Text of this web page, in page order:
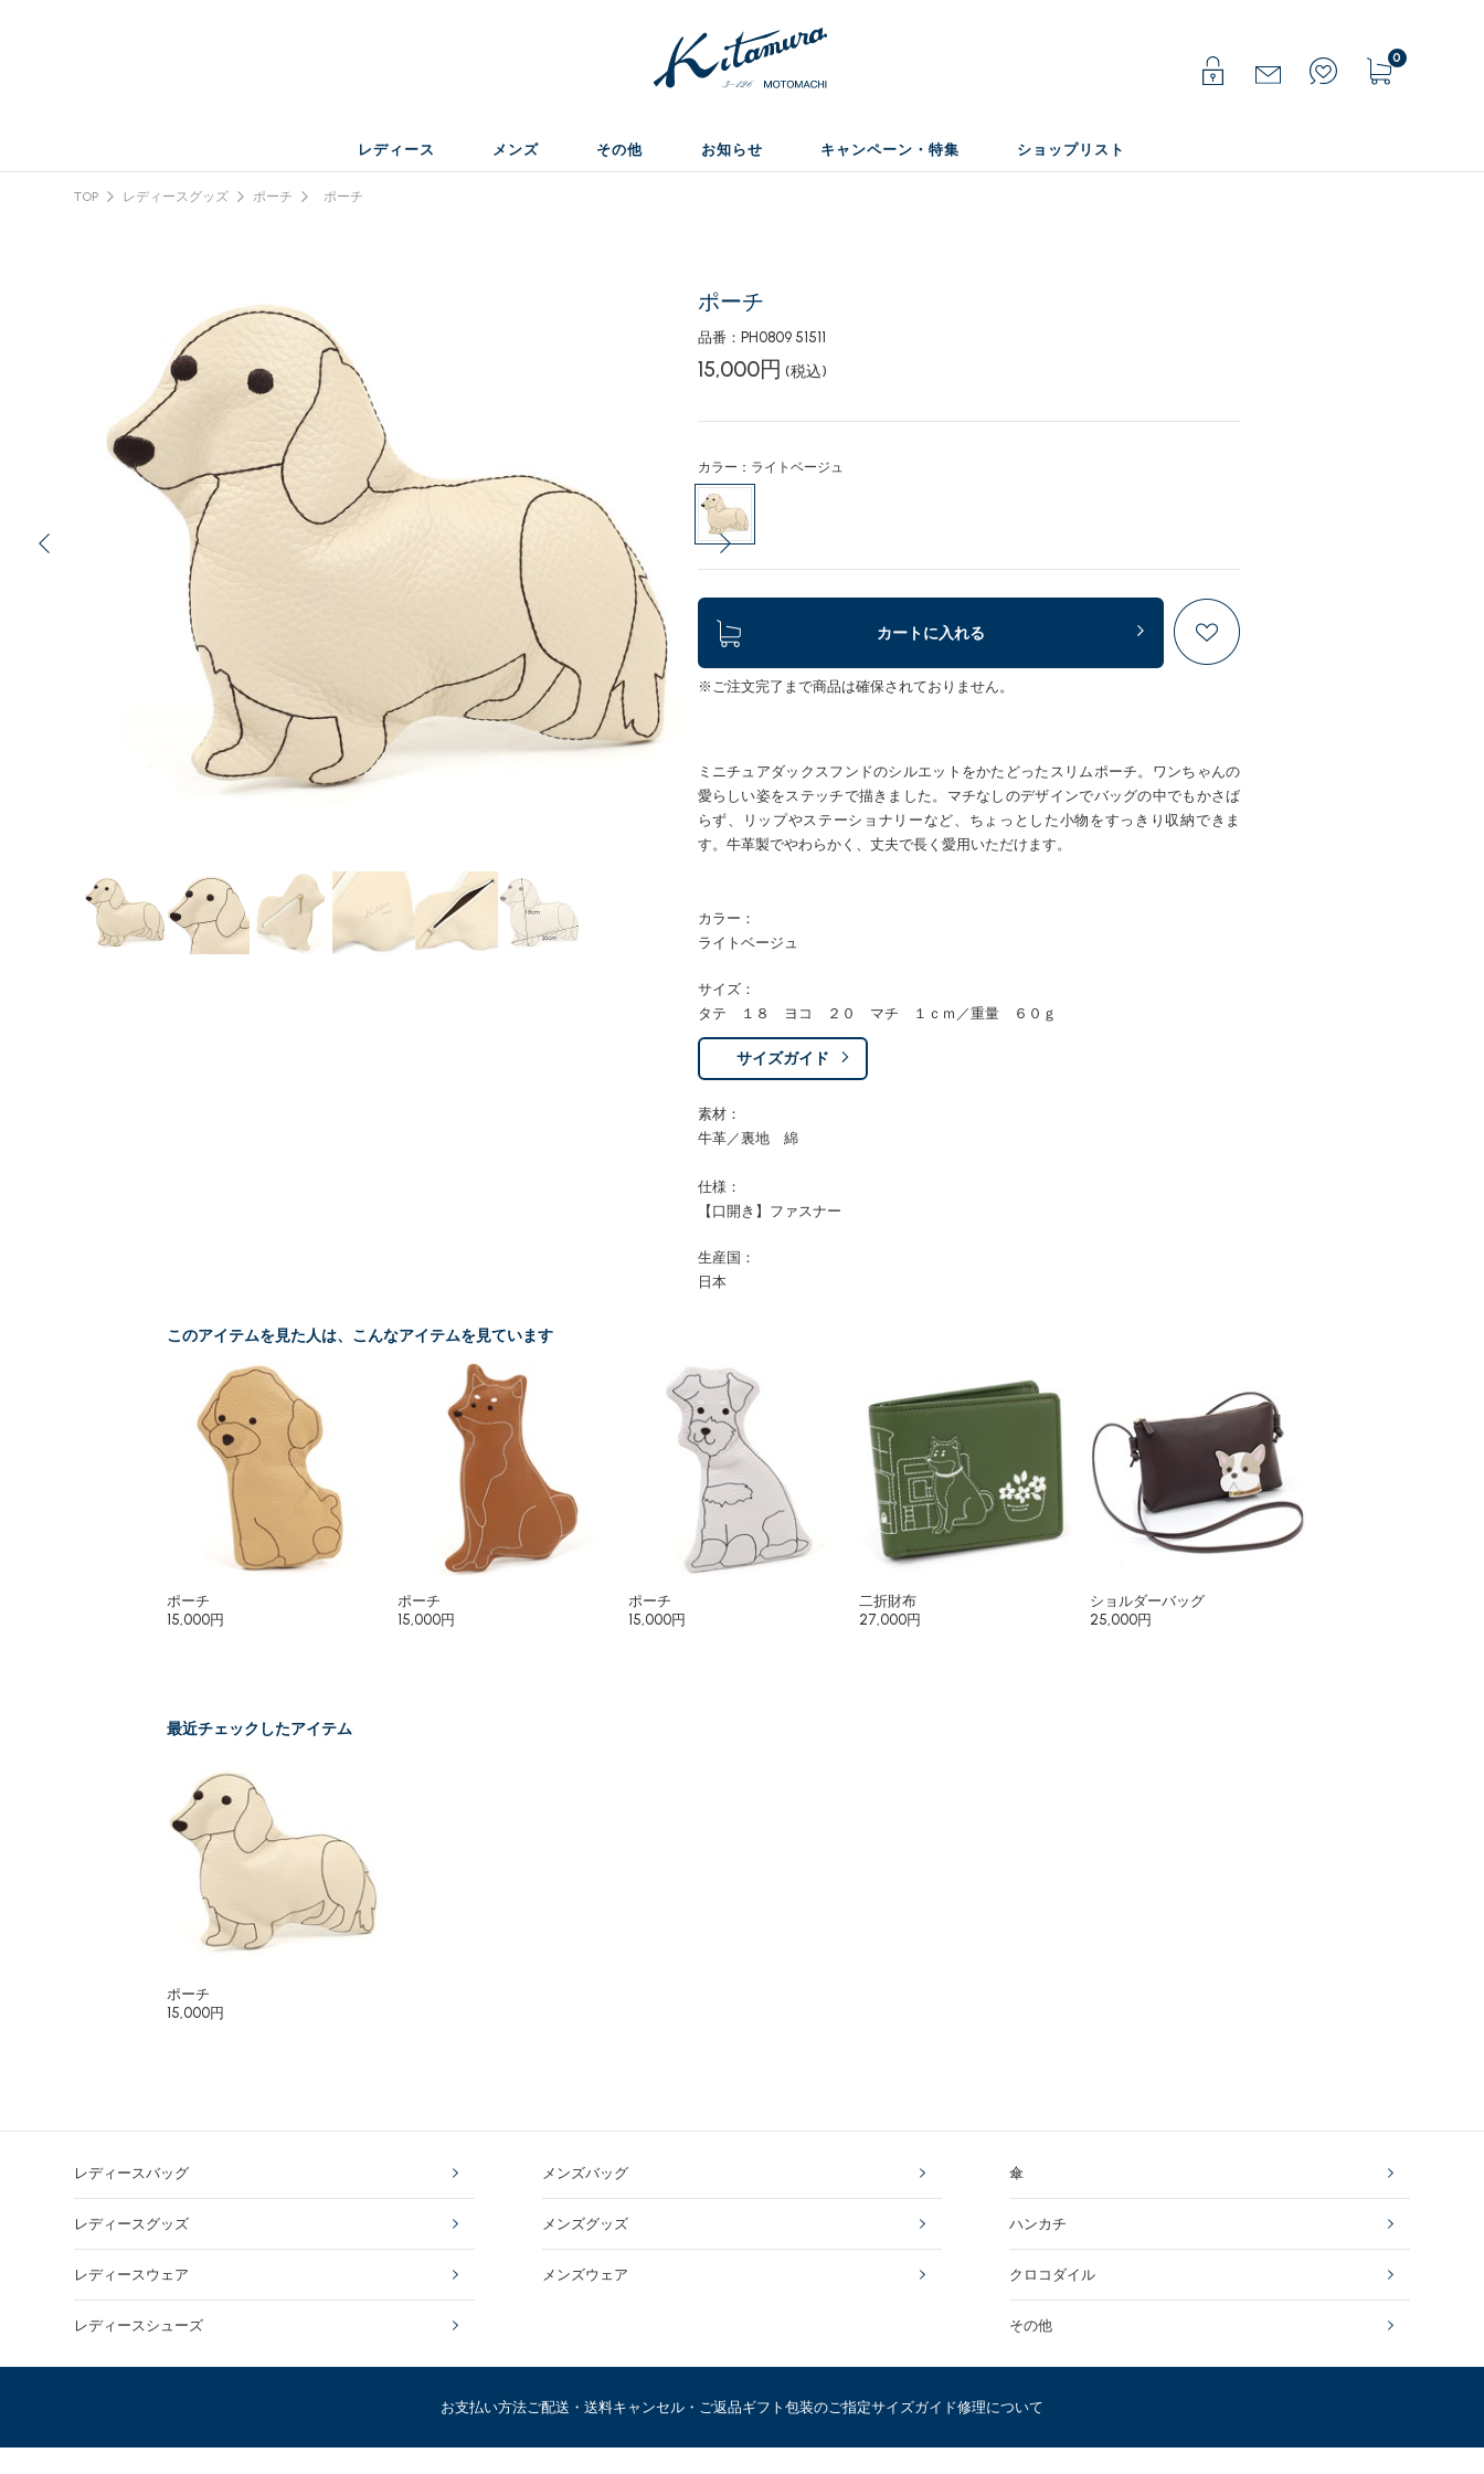
0
レディース メンズ その他 お知らせ キャンペーン・特集 ショップリスト
TOP レディースグッズ ポーチ ポーチ
ポーチ
品番：PH0809 51511
15,000円 (税込)
カラー：ライトベージュ
カートに入れる
※ご注文完了まで商品は確保されておりません。
ミニチュアダックスフンドのシルエットをかたどったスリムポーチ。ワンちゃんの
愛らしい姿をステッチで描きました。マチなしのデザインでバッグの中でもかさば
らず、リップやステーショナリーなど、ちょっとした小物をすっきり収納できま
す。牛革製でやわらかく、丈夫で長く愛用いただけます。
カラー：
ライトベージュ
サイズ：
タテ １８ ヨコ ２０ マチ １ｃｍ／重量 ６０ｇ
サイズガイド
素材：
牛革／裏地 綿
仕様：
【口開き】ファスナー
生産国：
日本
このアイテムを見た人は、こんなアイテムを見ています
ポーチ
15,000円
ポーチ
15,000円
ポーチ
15,000円
二折財布
27,000円
ショルダーバッグ
25,000円
最近チェックしたアイテム
ポーチ
15,000円
レディースバッグ
レディースグッズ
レディースウェア
レディースシューズ
メンズバッグ
メンズグッズ
メンズウェア
傘
ハンカチ
クロコダイル
その他
お支払い方法ご配送・送料キャンセル・ご返品ギフト包装のご指定サイズガイド修理について